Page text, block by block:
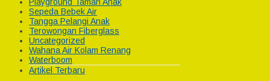
Playground Taman Anak
Sepeda Bebek Air
Tangga Pelangi Anak
Terowongan Fiberglass
Uncategorized
Wahana Air Kolam Renang
Waterboom
Artikel Terbaru